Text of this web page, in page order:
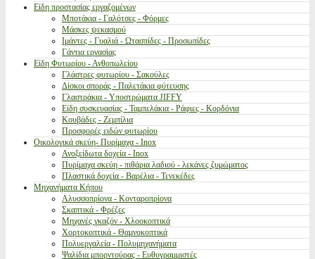
Είδη προστασίας εργαζομένων
Μποτάκια - Γαλότσες - Φόρμες
Μάσκες ψεκασμού
Ιμάντες - Γυαλιά - Ωτασπίδες - Προσωπίδες
Γάντια εργασίας
Είδη Φυτωρίου - Ανθοπωλείου
Γλάστρες φυτωρίου - Σακούλες
Δίσκοι σποράς - Παλετάκια φύτευσης
Γλαστράκια - Υποστρώματα JIFFY
Είδη συσκευασίας - Ταμπελάκια - Ράφιες - Κορδόνια
Κουβάδες - Ζεμπίλια
Προσφορές ειδών φυτωρίου
Οικολογικά σκεύη- Πυρίμαχα - Inox
Ανοξείδωτα δοχεία - Inox
Πυρίμαχα σκεύη - πιθάρια λαδιού - λεκάνες ζυμώματος
Πλαστικά δοχεία - Βαρέλια - Τενεκέδες
Μηχανήματα Κήπου
Αλυσσοπρίονα - Κονταροπρίονα
Σκαπτικά - Φρέζες
Μηχανές γκαζόν - Χλοοκοπτικά
Χορτοκοπτικά - Θαμνοκοπτικά
Πολυεργαλεία - Πολυμηχανήματα
Ψαλίδια μπορντούρας - Ευθυγραμμιστές